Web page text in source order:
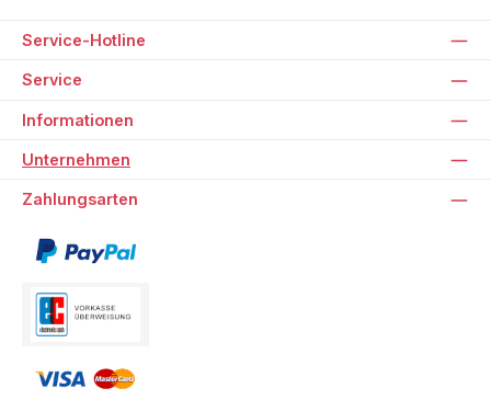
Service-Hotline
Service
Informationen
Unternehmen
Zahlungsarten